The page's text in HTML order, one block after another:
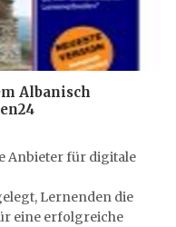
Albanisch
Anbieter für digitale
Lernenden die
eine erfolgreiche